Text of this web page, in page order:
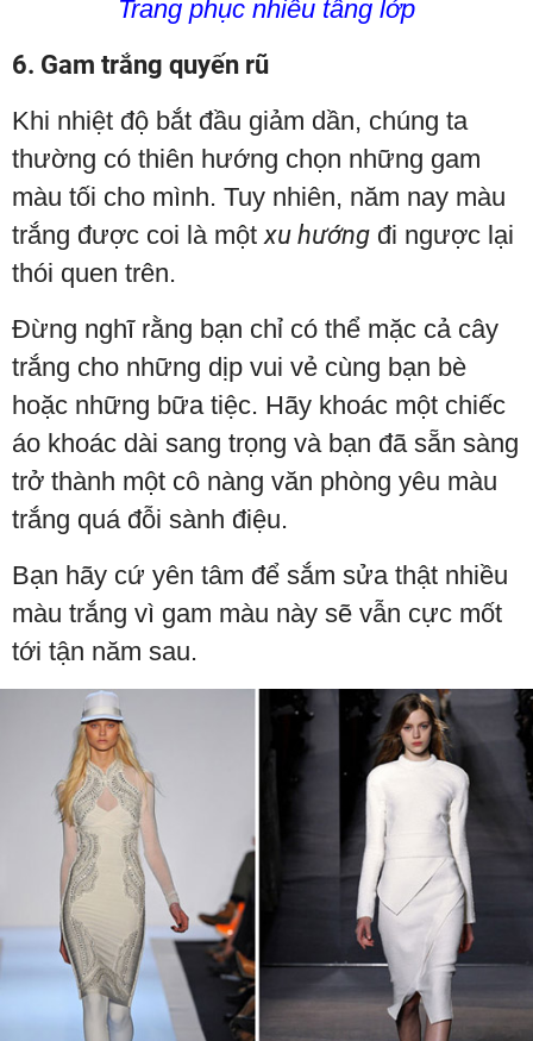
Trang phục nhiều tầng lớp
6. Gam trắng quyến rũ
Khi nhiệt độ bắt đầu giảm dần, chúng ta
thường có thiên hướng chọn những gam
màu tối cho mình. Tuy nhiên, năm nay màu
trắng được coi là mộtxu hướng đi ngược lại
thói quen trên.
Đừng nghĩ rằng bạn chỉ có thể mặc cả cây
trắng cho những dịp vui vẻ cùng bạn bè
hoặc những bữa tiệc. Hãy khoác một chiếc
áo khoác dài sang trọng và bạn đã sẵn sàng
trở thành một cô nàng văn phòng yêu màu
trắng quá đỗi sành điệu.
Bạn hãy cứ yên tâm để sắm sửa thật nhiều
màu trắng vì gam màu này sẽ vẫn cực mốt
tới tận năm sau.